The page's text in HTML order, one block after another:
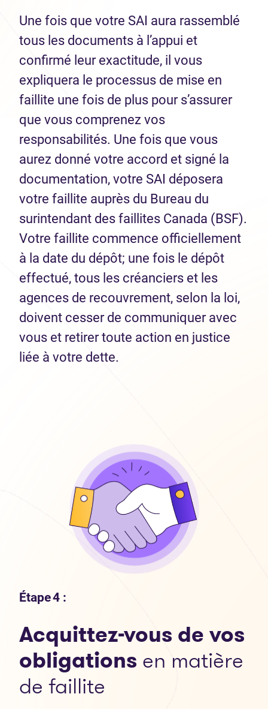
Une fois que votre SAI aura rassemblé
tous les documents à l’appui et
confirmé leur exactitude, il vous
expliquera le processus de mise en
faillite une fois de plus pour s’assurer
que vous comprenez vos
responsabilités. Une fois que vous
aurez donné votre accord et signé la
documentation, votre SAI déposera
votre faillite auprès du Bureau du
surintendant des faillites Canada (BSF).
Votre faillite commence officiellement
à la date du dépôt; une fois le dépôt
effectué, tous les créanciers et les
agences de recouvrement, selon la loi,
doivent cesser de communiquer avec
vous et retirer toute action en justice
liée à votre dette.
Étape 4 :
Acquittez-vous de vos
obligations en matière
de faillite